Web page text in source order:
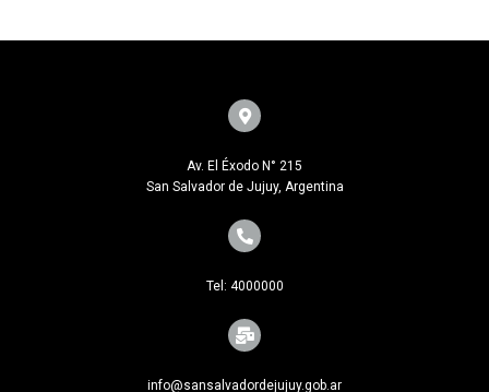
Av. El Éxodo N° 215
San Salvador de Jujuy, Argentina
Tel: 4000000
info@sansalvadordejujuy.gob.ar